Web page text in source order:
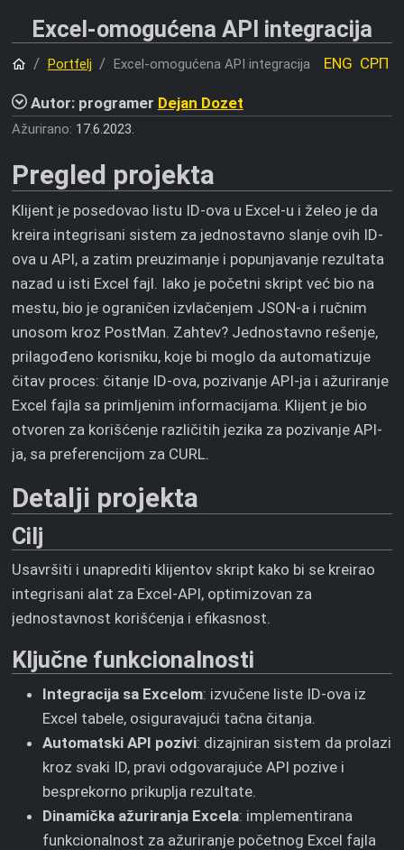
Excel-omogućena API integracija
Početna
Portfelj Excel-omogućena API integracija ENG СРП
Autor: programer Dejan Dozet
Ažurirano: 17.6.2023.
Pregled projekta
Klijent je posedovao listu ID-ova u Excel-u i želeo je da
kreira integrisani sistem za jednostavno slanje ovih ID-
ova u API, a zatim preuzimanje i popunjavanje rezultata
nazad u isti Excel fajl. Iako je početni skript već bio na
mestu, bio je ograničen izvlačenjem JSON-a i ručnim
unosom kroz PostMan. Zahtev? Jednostavno rešenje,
prilagođeno korisniku, koje bi moglo da automatizuje
čitav proces: čitanje ID-ova, pozivanje API-ja i ažuriranje
Excel fajla sa primljenim informacijama. Klijent je bio
otvoren za korišćenje različitih jezika za pozivanje API-
ja, sa preferencijom za CURL.
Detalji projekta
Cilj
Usavršiti i unaprediti klijentov skript kako bi se kreirao
integrisani alat za Excel-API, optimizovan za
jednostavnost korišćenja i efikasnost.
Ključne funkcionalnosti
Integracija sa Excelom: izvučene liste ID-ova iz
Excel tabele, osiguravajući tačna čitanja.
Automatski API pozivi: dizajniran sistem da prolazi
kroz svaki ID, pravi odgovarajuće API pozive i
besprekorno prikuplja rezultate.
Dinamička ažuriranja Excela: implementirana
funkcionalnost za ažuriranje početnog Excel fajla